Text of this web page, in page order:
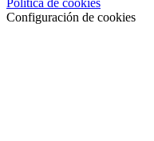
Política de cookies
Configuración de cookies